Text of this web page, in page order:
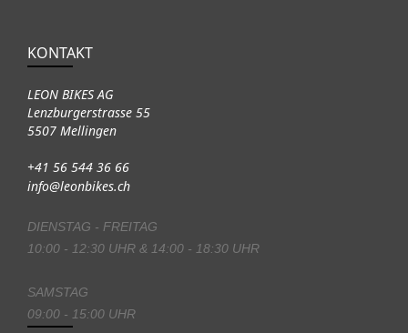
KONTAKT
LEON BIKES AG
Lenzburgerstrasse 55
5507 Mellingen
+41 56 544 36 66
info@leonbikes.ch
DIENSTAG - FREITAG
10:00 - 12:30 UHR & 14:00 - 18:30 UHR
SAMSTAG
09:00 - 15:00 UHR